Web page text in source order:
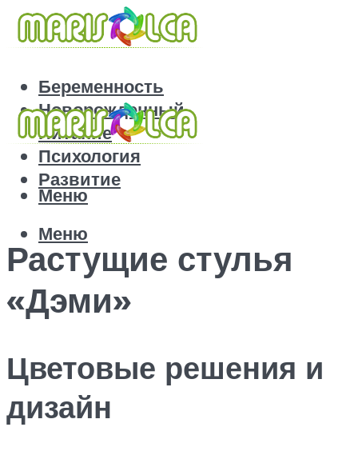
Беременность
Новорожденный
Питание
Психология
Развитие
Меню
Меню
Растущие стулья
«Дэми»
Цветовые решения и
дизайн